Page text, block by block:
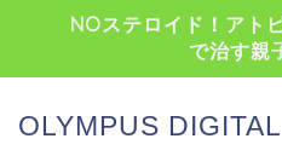
NOステロイド！アト
で治す親
OLYMPUS